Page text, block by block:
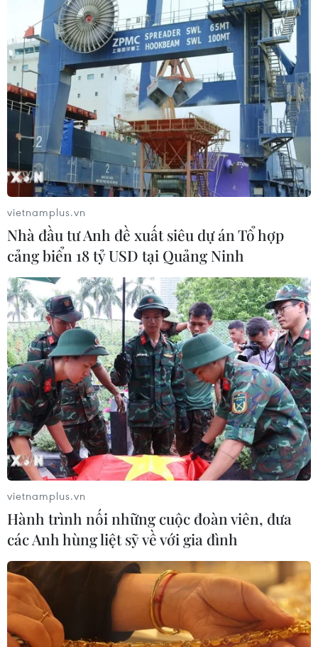
Bức tranh bất động sản năm 2022 thế nào
sau cơn ‘địa chấn’ Thủ Thiêm?
14/01/2022 04:00
Theo giới chuyên gia, thị trường bất động sản năm 2022
được dự báo sẽ có nhiều triển vọng bất chấp cơn “địa
chấn” bỏ cọc đấu giá đất Thủ Thiêm và đại dịch
COVID-19.
Toàn cảnh vụ Tân Hoàng
Minh 'bỏ cọc' tại Thủ Thiêm
14/01/2022 11:31
Công ty Đầu tư Bất động sản Ngôi Sao Việt thuộc tập
đoàn Tân Hoàng Minh đã đề nghị đơn phương chấm
dứt hợp đồng mua ô đất tại Khu đô thị mới Thủ Thiêm
cho dù đấu giá thành công với giá 24.500 tỷ đồng.
vietnamplus.vn
Nhà đầu tư Anh đề xuất siêu dự án Tổ hợp
cảng biển 18 tỷ USD tại Quảng Ninh
vietnamplus.vn
Hành trình nối những cuộc đoàn viên, đưa
các Anh hùng liệt sỹ về với gia đình